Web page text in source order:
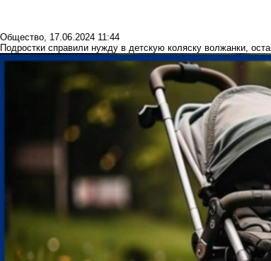
Общество, 17.06.2024 11:44
Подростки справили нужду в детскую коляску волжанки,